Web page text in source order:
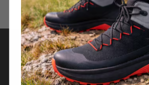
Basert på 70 stemmer
OM OSS